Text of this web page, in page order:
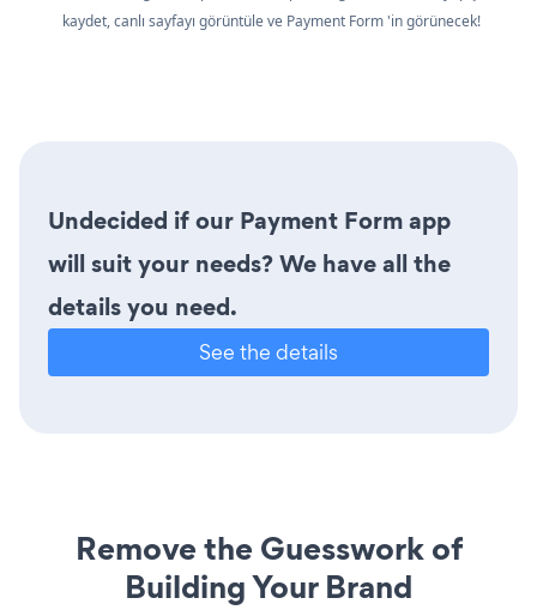
kaydet, canlı sayfayı görüntüle ve Payment Form 'in görünecek!
Undecided if our Payment Form app
will suit your needs? We have all the
details you need.
See the details
Remove the Guesswork of
Building Your Brand